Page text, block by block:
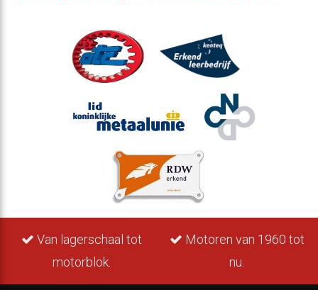
Van lagerschaal tot
motorblok.
Motoren van 1960 tot
nu.